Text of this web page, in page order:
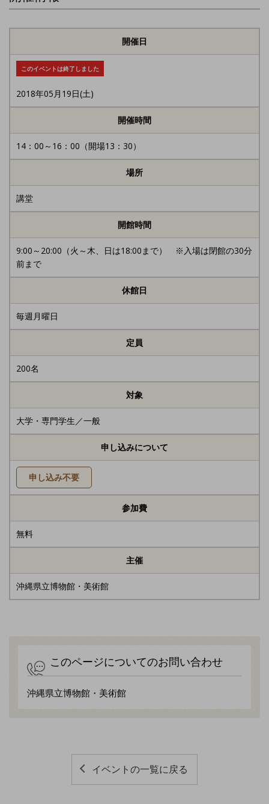
開催日
このイベントは終了しました
2018年05月19日(土)
開催時間
14：00～16：00（開場13：30）
場所
講堂
開館時間
9:00～20:00（火～木、日は18:00まで） ※入場は閉館の30分
前まで
休館日
毎週月曜日
定員
200名
対象
大学・専門学生／一般
申し込みについて
申し込み不要
参加費
無料
主催
沖縄県立博物館・美術館
このページについてのお問い合わせ
沖縄県立博物館・美術館
イベントの一覧に戻る